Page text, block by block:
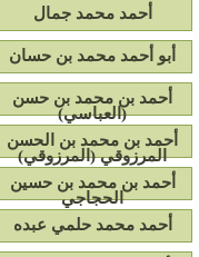
أحمد محمد جمال
أبو أحمد محمد بن حسان
أحمد بن محمد بن حسن
(العباسي)
أحمد بن محمد بن الحسن
المرزوقي (المرزوقي)
أحمد بن محمد بن حسين
الحجاجي
أحمد محمد حلمي عبده